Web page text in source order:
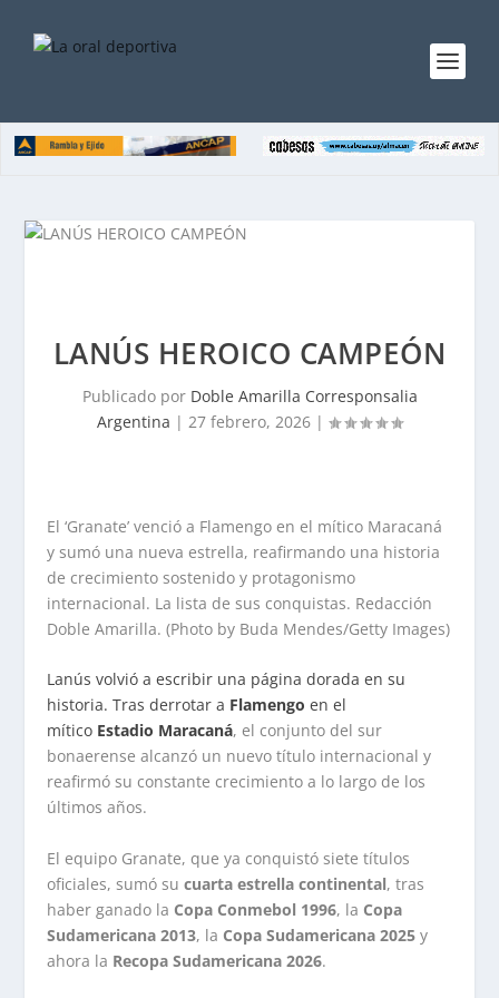
LANÚS HEROICO CAMPEÓN
Publicado por Doble Amarilla Corresponsalia
Argentina | 27 febrero, 2026 |
El ‘Granate’ venció a Flamengo en el mítico Maracaná
y sumó una nueva estrella, reafirmando una historia
de crecimiento sostenido y protagonismo
internacional. La lista de sus conquistas. Redacción
Doble Amarilla. (Photo by Buda Mendes/Getty Images)
Lanús volvió a escribir una página dorada en su
historia. Tras derrotar a Flamengo en el
mítico Estadio Maracaná, el conjunto del sur
bonaerense alcanzó un nuevo título internacional y
reafirmó su constante crecimiento a lo largo de los
últimos años.
El equipo Granate, que ya conquistó siete títulos
oficiales, sumó sucuarta estrella continental, tras
haber ganado la Copa Conmebol 1996, la Copa
Sudamericana 2013, la Copa Sudamericana 2025 y
ahora la Recopa Sudamericana 2026.